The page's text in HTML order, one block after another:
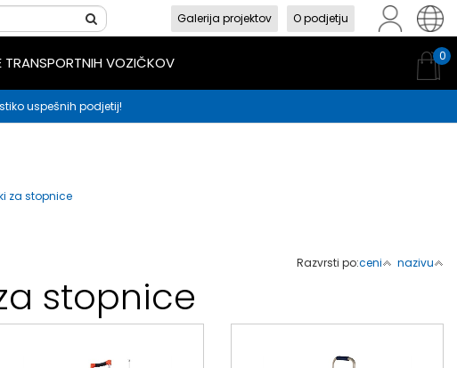
en
Galerija projektov O podjetju
TRANSPORTNIH VOZIČKOV 0
uspešnih podjetij!
za stopnice
Razvrsti po:ceni nazivu
stopnice